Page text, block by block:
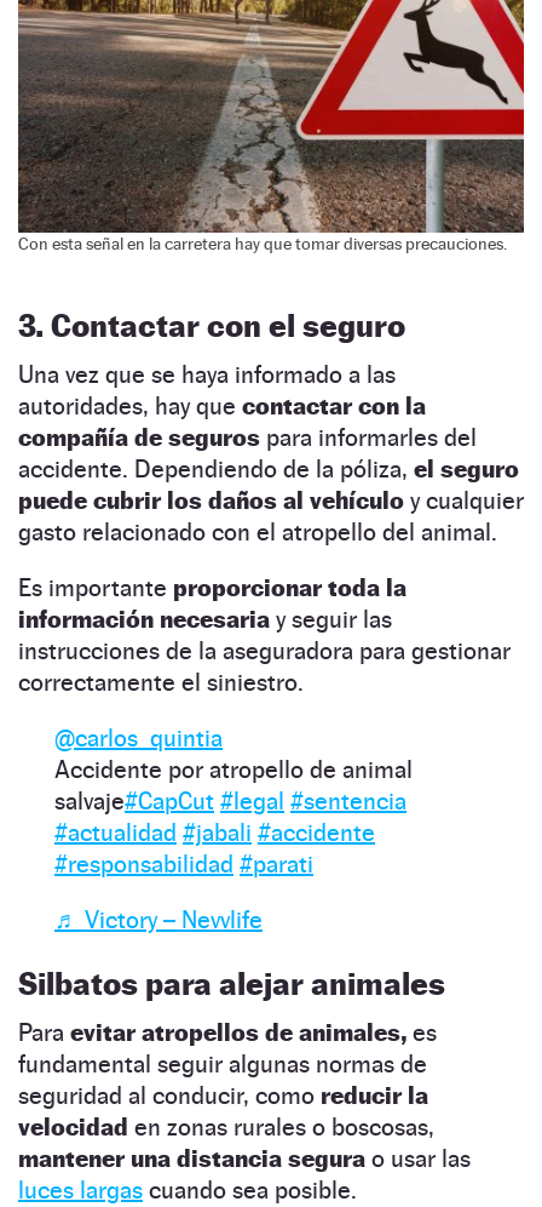
Con esta señal en la carretera hay que tomar diversas precauciones.
3. Contactar con el seguro
Una vez que se haya informado a las
autoridades, hay que contactar con la
compañía de seguros para informarles del
accidente. Dependiendo de la póliza, el seguro
puede cubrir los daños al vehículo y cualquier
gasto relacionado con el atropello del animal.
Es importante proporcionar toda la
información necesaria y seguir las
instrucciones de la aseguradora para gestionar
correctamente el siniestro.
@carlos_quintia
Accidente por atropello de animal
salvaje#CapCut #legal #sentencia
#actualidad #jabali #accidente
#responsabilidad #parati
♬ Victory – Nevvlife
Silbatos para alejar animales
Para evitar atropellos de animales, es
fundamental seguir algunas normas de
seguridad al conducir, como reducir la
velocidad en zonas rurales o boscosas,
mantener una distancia segura o usar las
luces largas cuando sea posible.